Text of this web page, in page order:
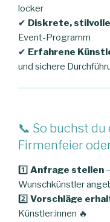
locker
✔ Diskrete,
Event-Programm
✔ Erfahrene
und sichere
📞 So buchst
Firmenfeier
1️⃣ Anfrage stellen
Wunschkünstler
2️⃣ Vorschläge
Künstler:innen 🔥